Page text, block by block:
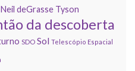
Neil deGrasse Tyson
da descoberta
SDO Sol Telescópio Espacial